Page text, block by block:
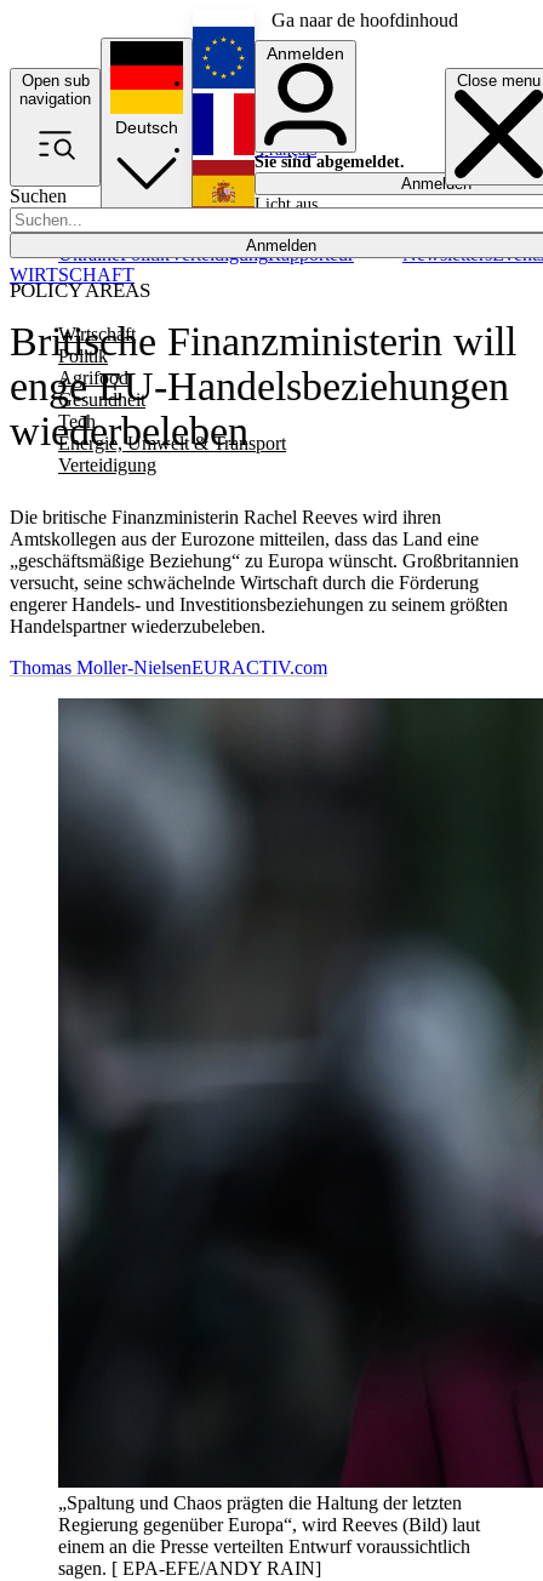
Ga naar de hoofdinhoud
Open sub
navigation
Close menu
Suchen
Anmelden
POLICY AREAS
Wirtschaft
Politik
Agrifood
Gesundheit
Tech
Energie, Umwelt & Transport
Verteidigung
UkrainePolitikVerteidigungRapporteur NewslettersEvents
Deutsch
English
Français
Anmelden
Sie sind abgemeldet.
Anmelden
Licht aus
Britische Finanzministerin will
enge EU-Handelsbeziehungen
wiederbeleben
Die britische Finanzministerin Rachel Reeves wird ihren
Amtskollegen aus der Eurozone mitteilen, dass das Land eine
„geschäftsmäßige Beziehung“ zu Europa wünscht. Großbritannien
versucht, seine schwächelnde Wirtschaft durch die Förderung
engerer Handels- und Investitionsbeziehungen zu seinem größten
Handelspartner wiederzubeleben.
WIRTSCHAFT
Thomas Moller-NielsenEURACTIV.com
„Spaltung und Chaos prägten die Haltung der letzten
Regierung gegenüber Europa“, wird Reeves (Bild) laut
einem an die Presse verteilten Entwurf voraussichtlich
sagen. [ EPA-EFE/ANDY RAIN]